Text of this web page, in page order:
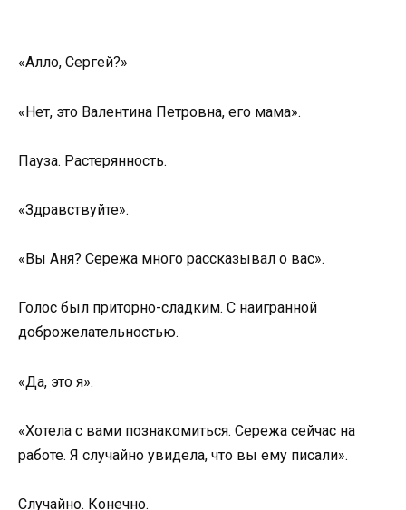
«Алло, Сергей?»
«Нет, это Валентина Петровна, его мама».
Пауза. Растерянность.
«Здравствуйте».
«Вы Аня? Сережа много рассказывал о вас».
Голос был приторно-сладким. С наигранной
доброжелательностью.
«Да, это я».
«Хотела с вами познакомиться. Сережа сейчас на
работе. Я случайно увидела, что вы ему писали».
Случайно. Конечно.